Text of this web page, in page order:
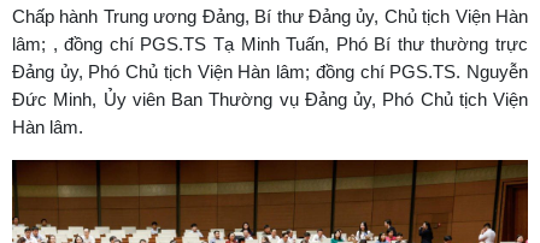
Chấp hành Trung ương Đảng, Bí thư Đảng ủy, Chủ tịch Viện Hàn
lâm; , đồng chí PGS.TS Tạ Minh Tuấn, Phó Bí thư thường trực
Đảng ủy, Phó Chủ tịch Viện Hàn lâm; đồng chí PGS.TS. Nguyễn
Đức Minh, Ủy viên Ban Thường vụ Đảng ủy, Phó Chủ tịch Viện
Hàn lâm.